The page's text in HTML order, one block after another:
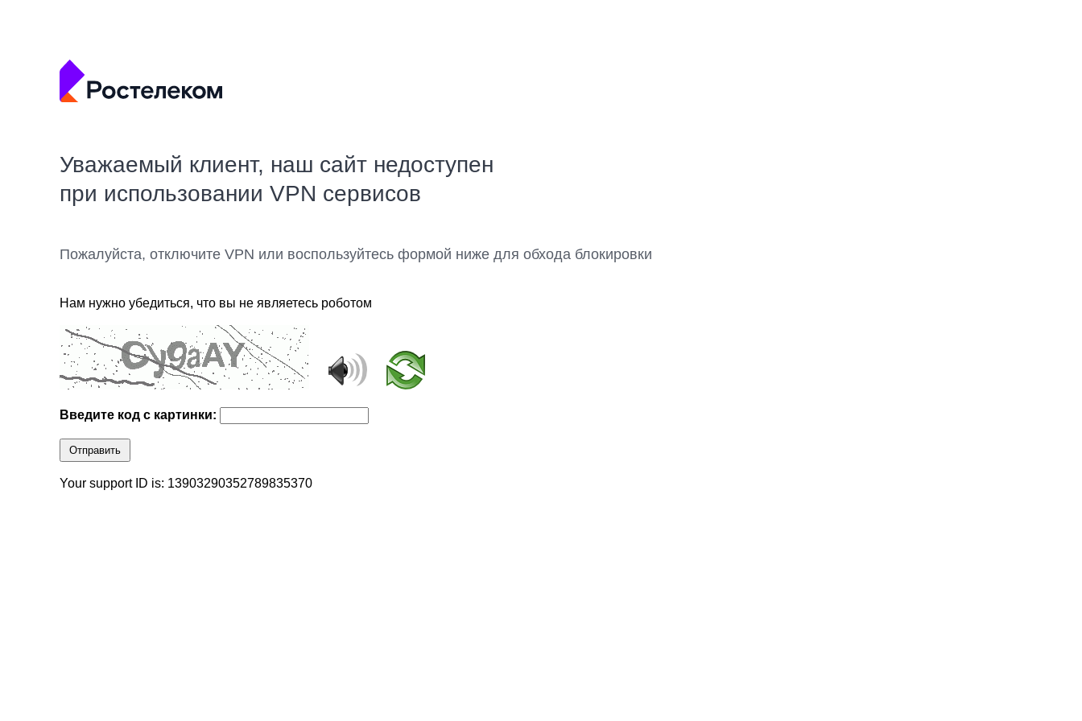
Уважаемый клиент, наш сайт недоступен
при использовании VPN сервисов
Пожалуйста, отключите VPN или воспользуйтесь формой ниже для обхода блокировки
Нам нужно убедиться, что вы не являетесь роботом
Введите код с картинки:
Отправить
Your support ID is: 13903290352789835370